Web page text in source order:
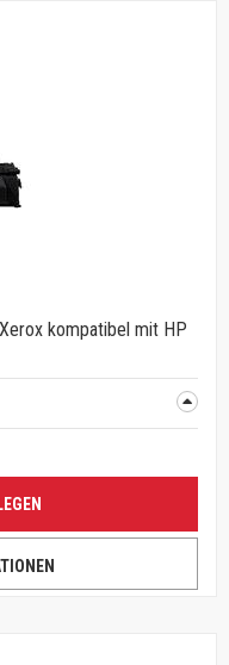
kompatibel mit HP